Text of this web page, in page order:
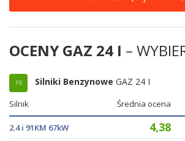
OCENY GAZ 24 I –
PB Silniki Benzynowe GAZ 24 I
Silnik Średnia ocena
2.4 i 91KM 67kW 4,38